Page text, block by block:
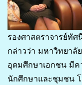
รองศาสตราจารย์ทัศ
กล่าวว่า มหาวิทยาลั
อุดมศึกษาเอกชน มี
นักศึกษาและชุมชน